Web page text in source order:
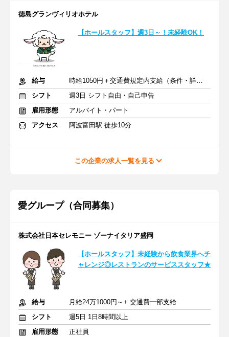
徳島グランヴィリオホテル
【ホールスタッフ】週3日～！未経験OK！
給与
時給1050円＋交通費規定内支給（条件・詳細は面接にて）
シフト
週3日 シフト自由・自己申告
雇用形態
アルバイト・パート
アクセス
阿波富田駅 徒歩10分
この企業の求人一覧を見る
愛グループ（合同募集）
株式会社日本セレモニー ゾーナイタリア盛岡
【ホールスタッフ】未経験から飲食業界へチ
ャレンジ◎レストランのサービススタッフ★
給与
月給24万1000円～+ 交通費一部支給
シフト
週5日 1日8時間以上
雇用形態
正社員